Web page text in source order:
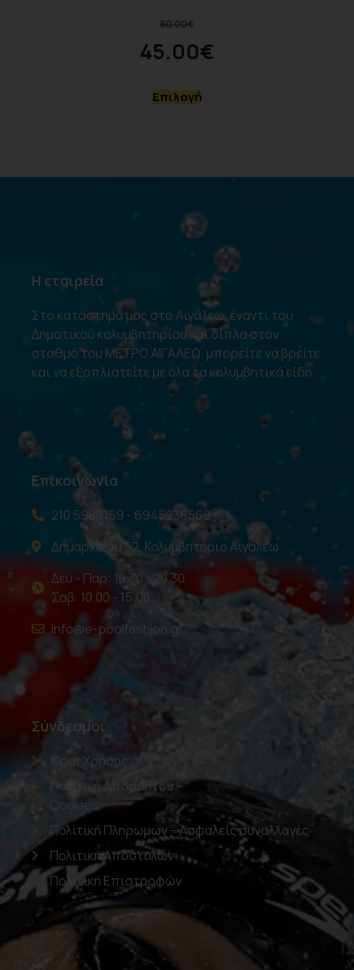
50.00€
45.00€
Επιλογή
Η εταιρεία
Στο κατάστημά μας στο Αιγάλεω, έναντι του
Δημοτικού κολυμβητηρίου και δίπλα στον
σταθμό του ΜΕΤΡΟ ΑΙΓΑΛΕΩ, μπορείτε να βρείτε
και να εξοπλιστείτε με όλα τα κολυμβητικά είδη.
Επικοινωνία
210 5989159 - 6945238569
Δημαρχείου 52, Κολυμβητήριο Αιγάλεω
Δευ - Παρ: 10.30 - 20.30
Σαβ: 10.00 - 15.00
info@e-poolfashion.gr
Σύνδεσμοι
Όροι Χρήσης
Πολιτική Απορρήτου –
Cookies
Πολιτική Πληρωμών – Ασφαλείς συναλλαγές
Πολιτική Αποστολών
Πολιτική Επιστροφών